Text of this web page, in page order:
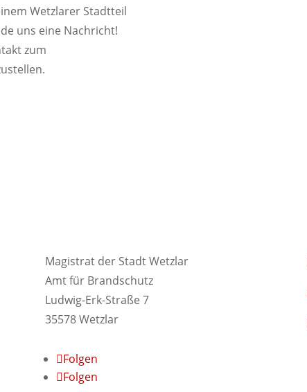
Wetzlarer Stadtteil
uns eine Nachricht!
zum
Magistrat der Stadt Wetzlar
Amt für Brandschutz
Ludwig-Erk-Straße 7
35578 Wetzlar
Folgen
Folgen